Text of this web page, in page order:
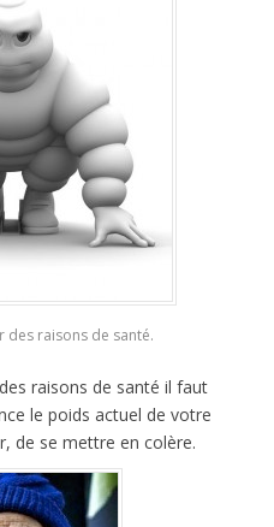
raisons de santé.
raisons de santé il faut
le poids actuel de votre
de se mettre en colère.